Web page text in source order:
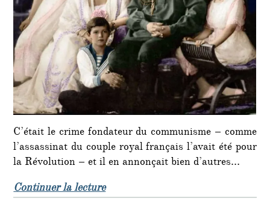
C’était le crime fondateur du communisme – comme
l’assassinat du couple royal français l’avait été pour
la Révolution – et il en annonçait bien d’autres…
Continuer la lecturede « C’était un 16 juillet : le